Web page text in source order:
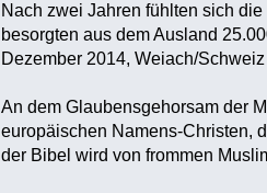
Nach zwei Jahren fühlten sich
besorgten aus dem Ausland
Dezember 2014, Weiach/
An dem Glaubensgehorsam der
europäischen Namens-Christen,
der Bibel wird von frommen